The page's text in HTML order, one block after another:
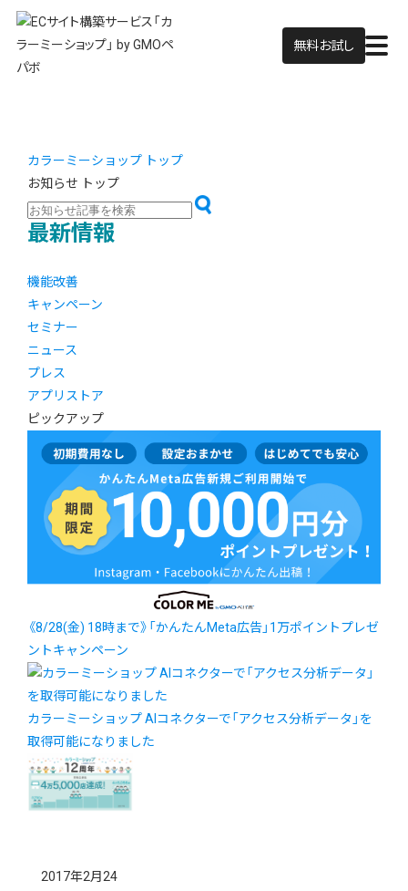
無料お試し
カラーミーショップ トップ
お知らせ トップ
最新情報
機能改善
キャンペーン
セミナー
ニュース
プレス
アプリストア
ピックアップ
《8/28(金) 18時まで》「かんたんMeta広告」1万ポイントプレゼ
ントキャンペーン
カラーミーショップ AIコネクターで「アクセス分析データ」を
取得可能になりました
2017年2月24